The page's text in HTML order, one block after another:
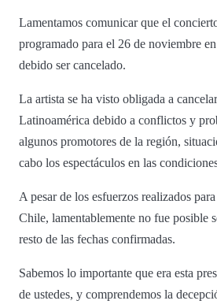
Lamentamos comunicar que el
programado para el 26 de noviembre
debido ser cancelado.
La artista se ha visto obligada a
Latinoamérica debido a conflictos y
algunos promotores de la región,
cabo los espectáculos en las
A pesar de los esfuerzos realizados
Chile, lamentablemente no fue posible
resto de las fechas confirmadas.
Sabemos lo importante que era esta
de ustedes, y comprendemos la